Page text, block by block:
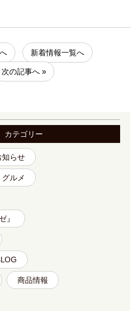
新着情報一覧へ
次の記事へ »
カテゴリー
知らせ
グルメ
』
商品情報